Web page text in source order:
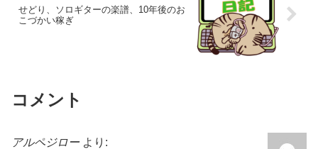
せどり、ソロギターの楽譜、10年後のお
こづかい稼ぎ
コメント
アルペジロー より: